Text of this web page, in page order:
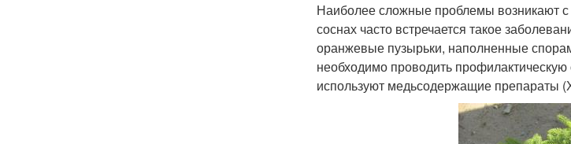
Наиболее сложные проблемы возникают с
соснах часто встречается такое
оранжевые пузырьки, наполненные
необходимо проводить
используют медьсодержащие препараты